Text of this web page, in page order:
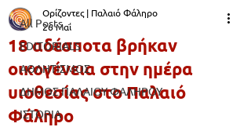
All Posts
EDITORIALS
ΑΘΛΗΤΙΣΜΟΣ
ΔΗΜΟΣ ΠΑΛΑΙΟΥ ΦΑΛΗΡΟΥ
ΙΣΤΟΡΙΑ
18 αδέσποτα βρήκαν
οικογένεια στην ημέρα
υιοθεσίας στο Παλαιό
Φάληρο
Ορίζοντες | Παλαιό Φάληρο
26 Μαΐ